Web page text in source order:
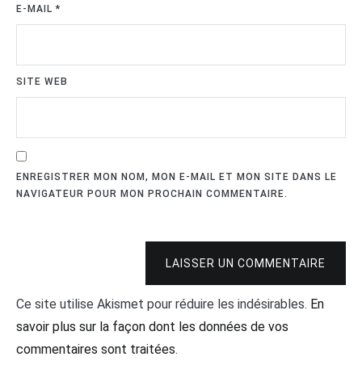
E-MAIL*
SITE WEB
ENREGISTRER MON NOM, MON E-MAIL ET MON SITE DANS LE
NAVIGATEUR POUR MON PROCHAIN COMMENTAIRE.
LAISSER UN COMMENTAIRE
Ce site utilise Akismet pour réduire les indésirables. En
savoir plus sur la façon dont les données de vos
commentaires sont traitées.